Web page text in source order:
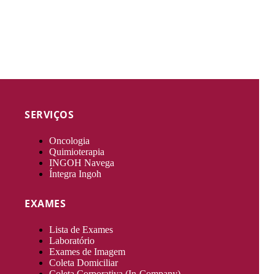
SERVIÇOS
Oncologia
Quimioterapia
INGOH Navega
Íntegra Ingoh
EXAMES
Lista de Exames
Laboratório
Exames de Imagem
Coleta Domiciliar